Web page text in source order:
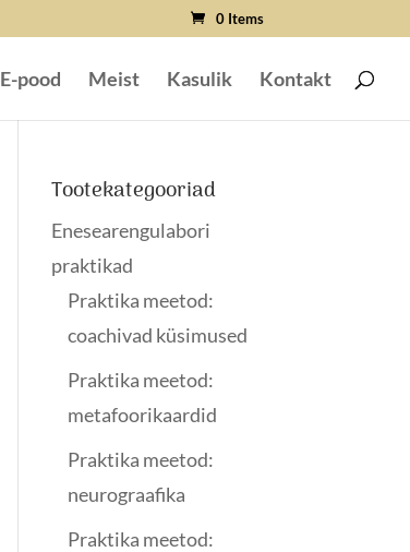
0 Items
E-pood Meist Kasulik Kontakt
Tootekategooriad
Enesearengulabori
praktikad
Praktika meetod:
coachivad küsimused
Praktika meetod:
metafoorikaardid
Praktika meetod:
neurograafika
Praktika meetod: